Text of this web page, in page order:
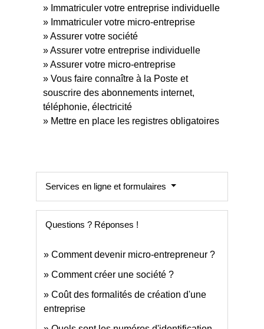
Immatriculer votre entreprise individuelle
Immatriculer votre micro-entreprise
Assurer votre société
Assurer votre entreprise individuelle
Assurer votre micro-entreprise
Vous faire connaître à la Poste et
souscrire des abonnements internet,
téléphonie, électricité
Mettre en place les registres obligatoires
Services en ligne et formulaires
Questions ? Réponses !
Comment devenir micro-entrepreneur ?
Comment créer une société ?
Coût des formalités de création d'une
entreprise